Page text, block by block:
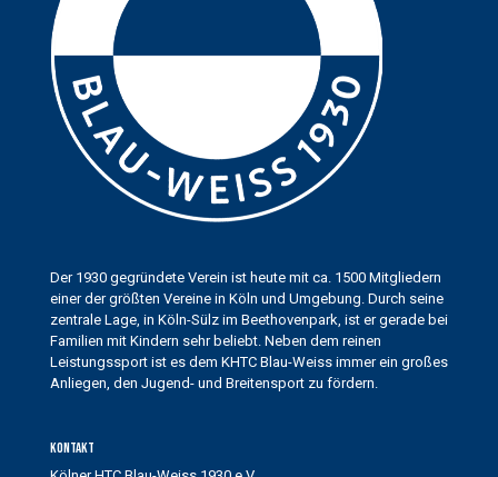
Der 1930 gegründete Verein ist heute mit ca. 1500 Mitgliedern
einer der größten Vereine in Köln und Umgebung. Durch seine
zentrale Lage, in Köln-Sülz im Beethovenpark, ist er gerade bei
Familien mit Kindern sehr beliebt. Neben dem reinen
Leistungssport ist es dem KHTC Blau-Weiss immer ein großes
Anliegen, den Jugend- und Breitensport zu fördern.
Kontakt